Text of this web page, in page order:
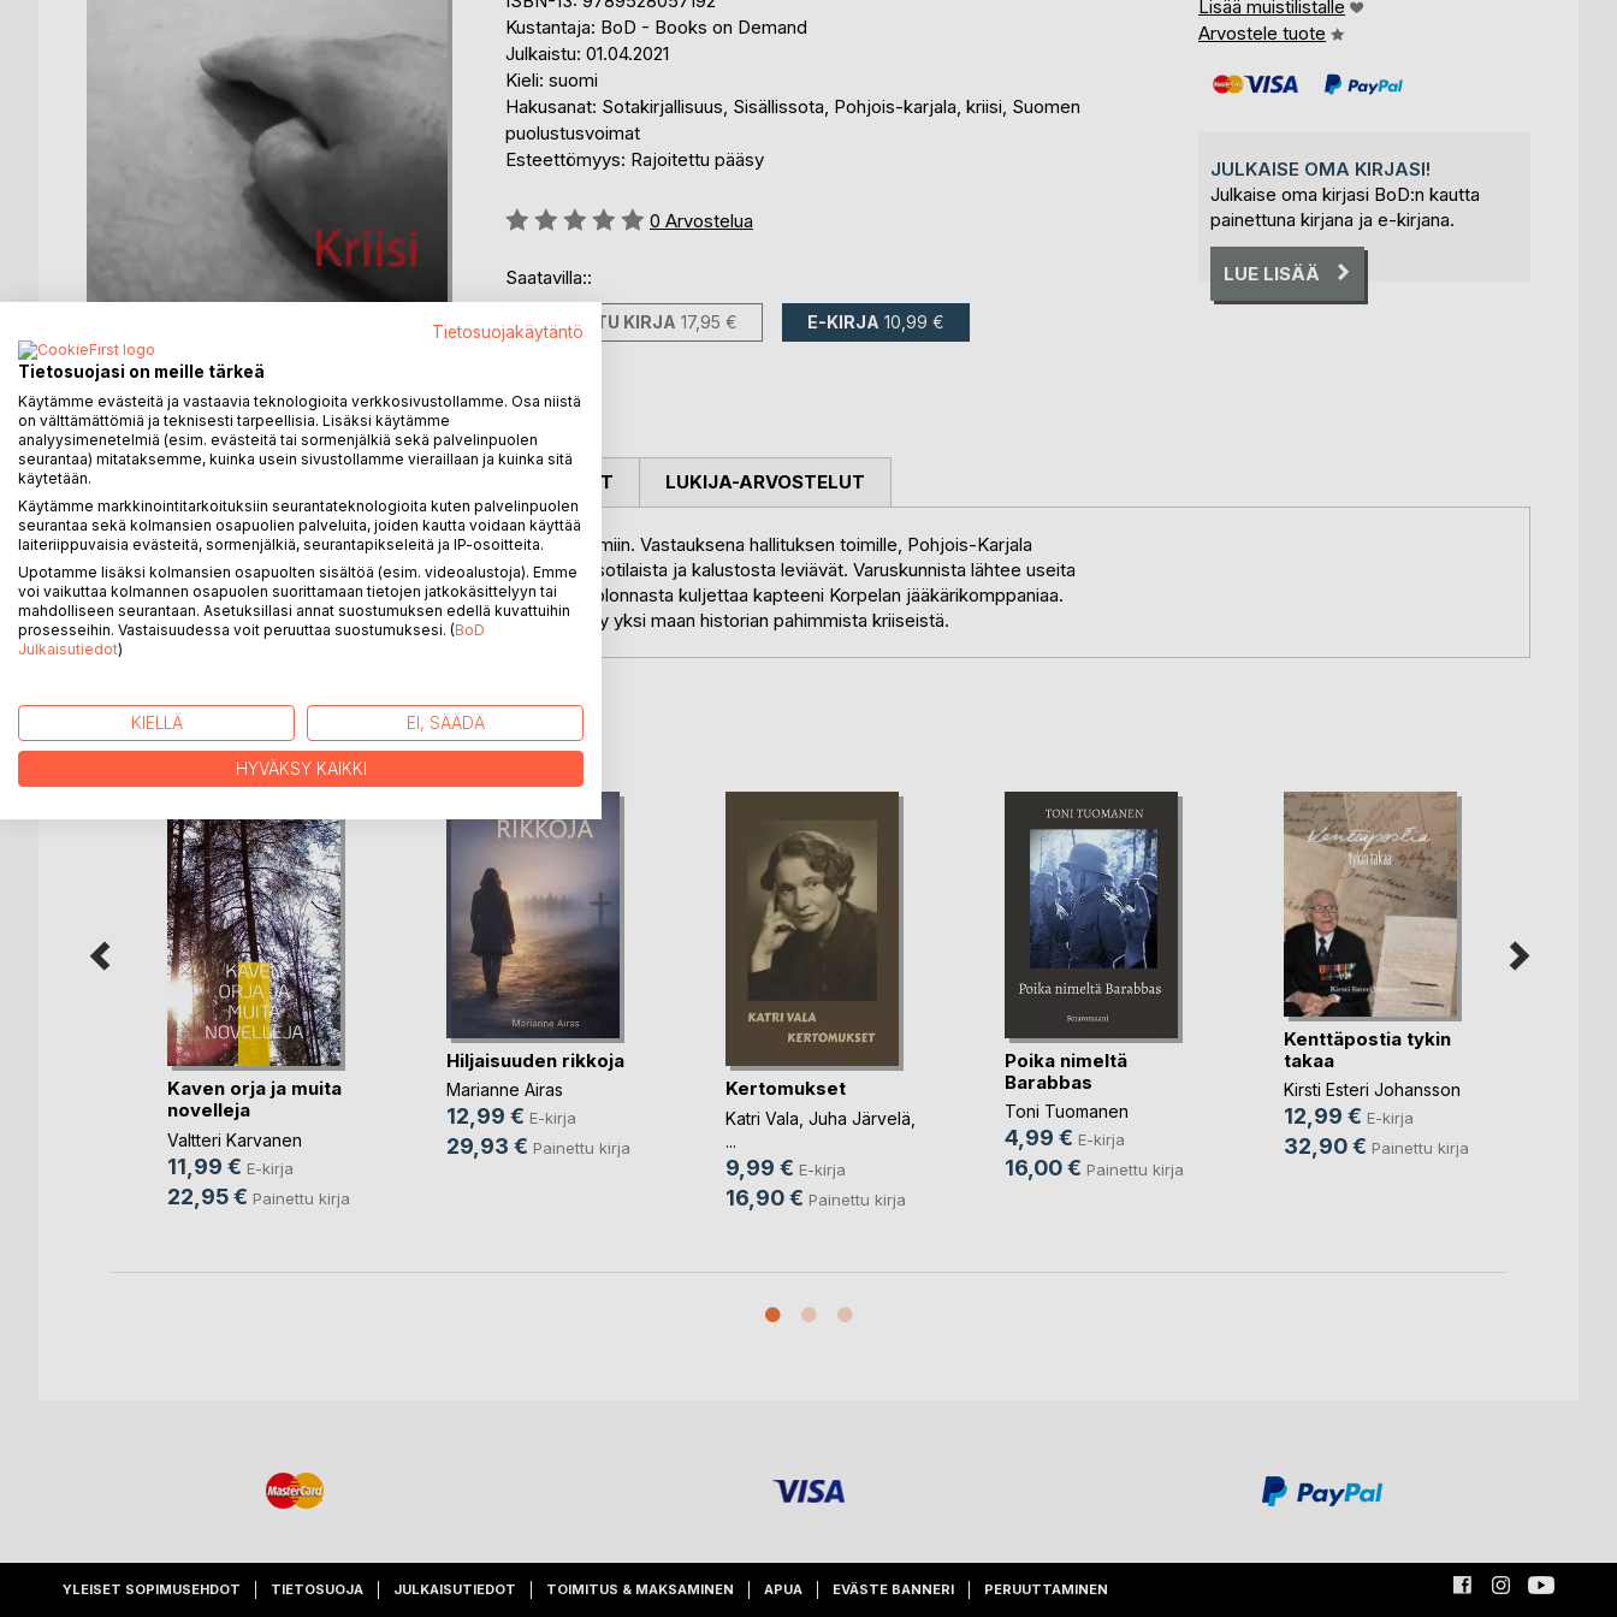
Kustantaja: BoD - Books on Demand
Julkaistu: 01.04.2021
Kieli: suomi
Hakusanat: Sotakirjallisuus, Sisällissota, Pohjois-karjala, kriisi, Suomen
puolustusvoimat
Esteettömyys: Rajoitettu pääsy
Arvostelu::
0 Arvostelua
Saatavilla::
PAINETTU KIRJA 17,95 € E-KIRJA 10,99 €
Lisää muistilistalle
Arvostele tuote
JULKAISE OMA KIRJASI!
Julkaise oma kirjasi BoD:n kautta
painettuna kirjana ja e-kirjana.
LUE LISÄÄ
2020-luvulla Suomen hallitus ajaa maan taloudellisiin ongelmiin. Vastauksena hallituksen toimille, Pohjois-Karjala
julistautuu itsenäiseksi valtioksi. Tarinat kaduilla liikkuvista sotilaista ja kalustosta leviävät. Varuskunnista lähtee useita
yksiköitä lopettamaan uuden valtion toiminnan. Yksi autokolonnasta kuljettaa kapteeni Korpelan jääkärikomppaniaa.
Uuden valtion rajalla tapahtuu selkkauksia, joista käynnistyy yksi maan historian pahimmista kriiseistä.
LEHDISTÖARVOSTELUT LUKIJA-ARVOSTELUT
LISÄÄ KIRJOJA BoD:LLA
Kaven orja ja muita
novelleja
Valtteri Karvanen
11,99 € E-kirja
22,95 € Painettu kirja
Hiljaisuuden rikkoja
Marianne Airas
12,99 € E-kirja
29,93 € Painettu kirja
Kertomukset
Katri Vala Juha Järvelä
...
9,99 € E-kirja
16,90 € Painettu kirja
Poika nimeltä
Barabbas
Toni Tuomanen
4,99 € E-kirja
16,00 € Painettu kirja
Kenttäpostia tykin
takaa
Kirsti Esteri Johansson
12,99 € E-kirja
32,90 € Painettu kirja
YLEISET SOPIMUSEHDOT TIETOSUOJA JULKAISUTIEDOT TOIMITUS & MAKSAMINEN APUA EVÄSTE BANNERI PERUUTTAMINEN
Tietosuojakäytäntö
Tietosuojasi on meille tärkeä
Käytämme evästeitä ja vastaavia teknologioita verkkosivustollamme. Osa niistä
on välttämättömiä ja teknisesti tarpeellisia. Lisäksi käytämme
analyysimenetelmiä (esim. evästeitä tai sormenjälkiä sekä palvelinpuolen
seurantaa) mitataksemme, kuinka usein sivustollamme vieraillaan ja kuinka sitä
käytetään.
Käytämme markkinointitarkoituksiin seurantateknologioita kuten palvelinpuolen
seurantaa sekä kolmansien osapuolien palveluita, joiden kautta voidaan käyttää
laiteriippuvaisia evästeitä, sormenjälkiä, seurantapikseleitä ja IP-osoitteita.
Upotamme lisäksi kolmansien osapuolten sisältöä (esim. videoalustoja). Emme
voi vaikuttaa kolmannen osapuolen suorittamaan tietojen jatkokäsittelyyn tai
mahdolliseen seurantaan. Asetuksillasi annat suostumuksen edellä kuvattuihin
prosesseihin. Vastaisuudessa voit peruuttaa suostumuksesi. (BoD
Julkaisutiedot)
KIELLÄ EI, SÄÄDÄ
HYVÄKSY KAIKKI